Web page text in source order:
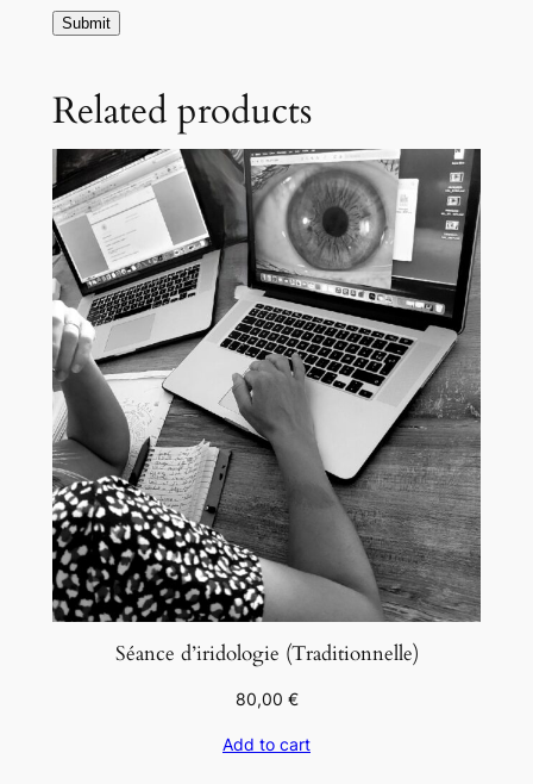
Related products
Séance d’iridologie (Traditionnelle)
80,00 €
Add to cart